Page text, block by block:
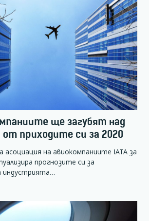
ще загубят над
приходите си за 2020
на авиокомпаниите IATA за
прогнозите си за
индустрията…